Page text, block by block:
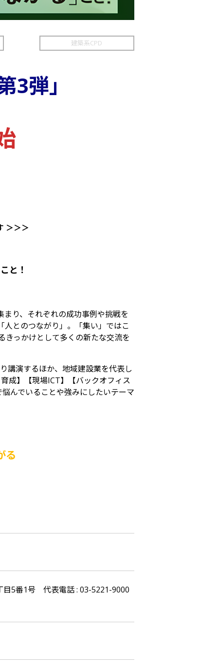
建築系CPD
3弾」
＞＞＞
と！
り、それぞれの成功事例や挑戦を
とのつながり」。「集い」ではこ
きっかけとして多くの新たな交流を
講演するほか、地域建設業を代表し
成】【現場ICT】【バックオフィス
んでいることや強みにしたいテーマ
る
5番1号 代表電話 : 03-5221-9000